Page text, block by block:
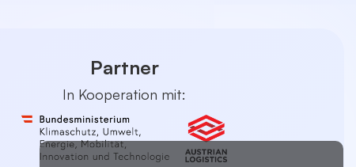
Partner
In Kooperation mit: